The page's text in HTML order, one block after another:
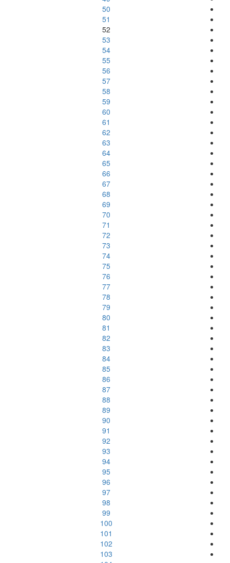
50
51
52
53
54
55
56
57
58
59
60
61
62
63
64
65
66
67
68
69
70
71
72
73
74
75
76
77
78
79
80
81
82
83
84
85
86
87
88
89
90
91
92
93
94
95
96
97
98
99
100
101
102
103